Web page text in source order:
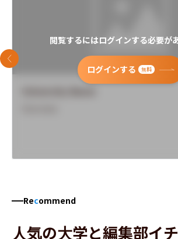
閲覧するにはログインする必要が
ログインする 無料
前のスライド
Recommend
人気の大学と編集部イ